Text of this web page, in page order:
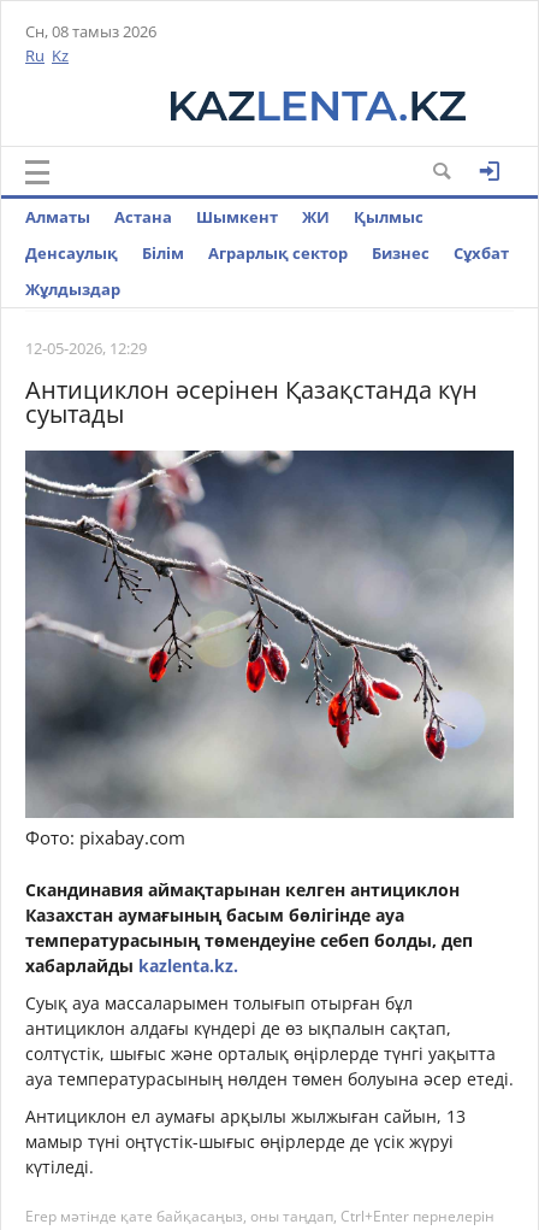
Сн, 08 тамыз 2026
Ru Kz
Алматы Астана Шымкент ЖИ
Қылмыс
Денсаулық
Білім Аграрлық сектор Бизнес
Cұхбат
Жұлдыздар
12-05-2026, 12:29
Антициклон әсерінен Қазақстанда күн
суытады
Фото: pixabay.com
Скандинавия аймақтарынан келген антициклон
Казахстан аумағының басым бөлігінде ауа
температурасының төмендеуіне себеп болды, деп
хабарлайды kazlenta.kz.
Суық ауа массаларымен толығып отырған бұл
антициклон алдағы күндері де өз ықпалын сақтап,
солтүстік, шығыс және орталық өңірлерде түнгі уақытта
ауа температурасының нөлден төмен болуына әсер етеді.
Антициклон ел аумағы арқылы жылжыған сайын, 13
мамыр түні оңтүстік-шығыс өңірлерде де үсік жүруі
күтіледі.
Егер мәтінде қате байқасаңыз, оны таңдап, Ctrl+Enter пернелерін